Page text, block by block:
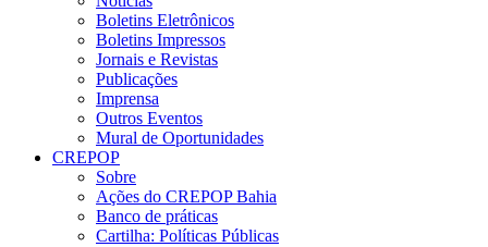
Boletins Eletrônicos
Boletins Impressos
Jornais e Revistas
Publicações
Imprensa
Outros Eventos
Mural de Oportunidades
CREPOP
Sobre
Ações do CREPOP Bahia
Banco de práticas
Cartilha: Políticas Públicas